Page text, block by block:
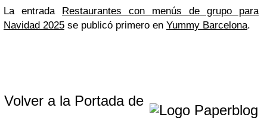
La entrada Restaurantes con menús de grupo para
Navidad 2025 se publicó primero en Yummy Barcelona.
Volver a la Portada de